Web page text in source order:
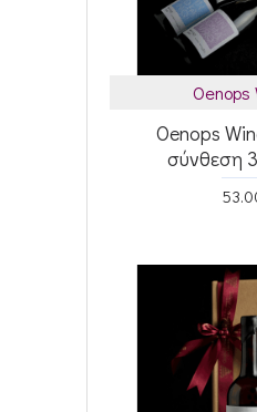
Oenops
Oenops
σύνθεση